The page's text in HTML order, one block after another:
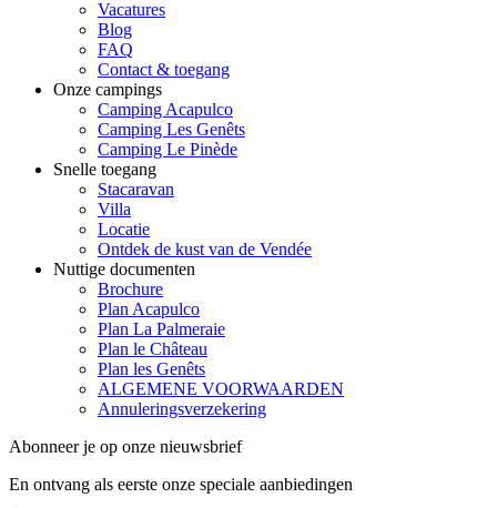
Vacatures
Blog
FAQ
Contact & toegang
Onze campings
Camping Acapulco
Camping Les Genêts
Camping Le Pinède
Snelle toegang
Stacaravan
Villa
Locatie
Ontdek de kust van de Vendée
Nuttige documenten
Brochure
Plan Acapulco
Plan La Palmeraie
Plan le Château
Plan les Genêts
ALGEMENE VOORWAARDEN
Annuleringsverzekering
Abonneer je op onze nieuwsbrief
En ontvang als eerste onze speciale aanbiedingen